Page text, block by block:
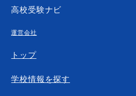
高校受験ナビ
運営会社
トップ
学校情報を探す